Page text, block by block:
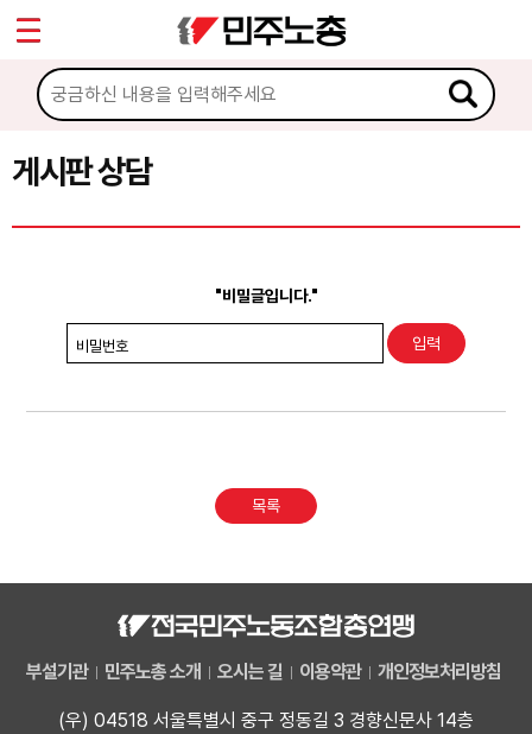
게시판 상담
"비밀글입니다."
비밀번호
목록
부설기관 민주노총 소개 오시는 길 이용약관 개인정보처리방침
(우) 04518 서울특별시 중구 정동길 3 경향신문사 14층
마이페이지
소개
소식
노동상담
권리찾기수첩 검색
찾아보기
Sketchbook5, 스케치북5
Sketchbook5, 스케치북5